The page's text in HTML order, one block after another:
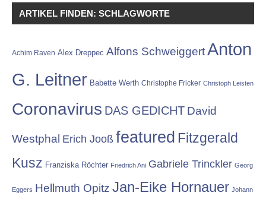
ARTIKEL FINDEN: SCHLAGWORTE
Achim Raven Alex Dreppec Alfons SchweiggertAnton
G. Leitner Babette Werth Christophe Fricker Christoph Leisten
Coronavirus DAS GEDICHT David
Westphal Erich Jooß featured Fitzgerald
Kusz Franziska Röchter Friedrich Ani Gabriele Trinckler Georg
Eggers Hellmuth Opitz Jan-Eike Hornauer Johann